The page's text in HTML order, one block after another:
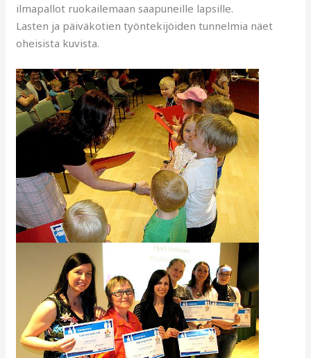
ilmapallot ruokailemaan saapuneille lapsille.
Lasten ja päiväkotien työntekijöiden tunnelmia näet
oheisista kuvista.